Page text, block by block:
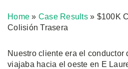
Home » Case Results» $100K
Colisión Trasera
Nuestro cliente era el conductor
viajaba hacia el oeste en E